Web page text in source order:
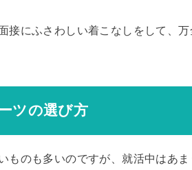
接にふさわしい着こなしをして、
ツの選び方
ものも多いのですが、就活中はあ